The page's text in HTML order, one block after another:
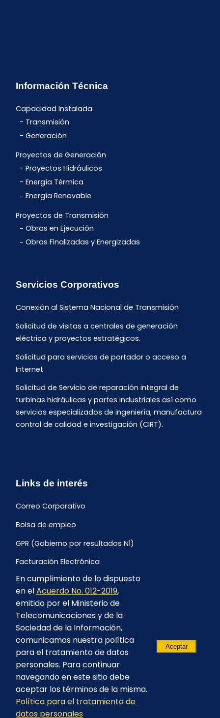
Información Técnica
Capacidad Instalada
Transmisión
Generación
Proyectos de Generación
Proyectos Hidráulicos
Energía Térmica
Energía Renovable
Proyectos de Transmisión
Obras en Ejecución
Obras Finalizadas y Energizadas
Servicios Corporativos
Conexión al Sistema Nacional de Transmisión
Solicitud de visitas a centrales de generación
eléctrica y proyectos estratégicos.
Solicitud para servicios de portador o acceso a
Internet
Solicitud de Servicio de reparación integral de
turbinas hidráulicas y partes industriales así como
servicios especializados de ingeniería, manufactura
control de calidad e investigación (CIRT).
Links de interés
Correo Corporativo
Bolsa de empleo
GPR (Gobierno por resultados N1)
Facturación Electrónica
Archivo Histórico de Facturación
Portal Ambiental y Social
Proyecto Geotérmico Chachimbiro
Contratación consultoría mediante “Lista Corta”
Reglamento de Procesos Asociativos
© 2023 - CELEC EP - Todos los derechos
reservados
En cumplimiento de lo dispuesto
en elAcuerdo No. 012-2019,
emitido por el Ministerio de
Telecomunicaciones y de la
Sociedad de la Información,
comunicamos nuestra política
para el tratamiento de datos
personales. Para continuar
navegando en este sitio debe
aceptar los términos de la misma.
Política para el tratamiento de
datos personales
Aceptar